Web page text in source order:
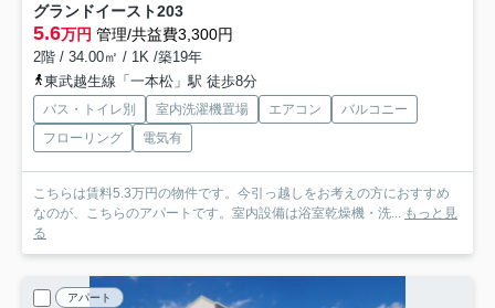
グランドイースト203
5.6万円 管理/共益費3,300円
2階 / 34.00㎡ / 1K /築19年
東武越生線「一本松」駅 徒歩8分
バス・トイレ別 室内洗濯機置場 エアコン
バルコニー
フローリング
電気有
こちらは賃料5.3万円の物件です。今引っ越しをお考えの方におすすめ
なのが、こちらのアパートです。室内設備は浴室乾燥機・洗...
もっと見
る
アパート